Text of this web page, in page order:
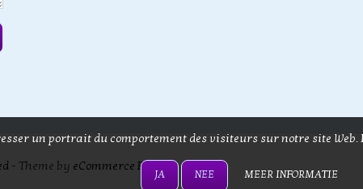
- Theme by eCommerce Pro
un portrait du comportement des visiteurs sur notre site
JA NEE MEER INFORMATIE